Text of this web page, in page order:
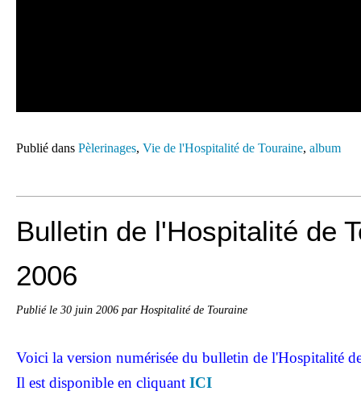
Publié dans Pèlerinages, Vie de l'Hospitalité de Touraine, album
Bulletin de l'Hospitalité de
2006
Publié le 30 juin 2006 par Hospitalité de Touraine
Voici la version numérisée du bulletin de l'Hospitalité
Il est disponible en cliquant ICI